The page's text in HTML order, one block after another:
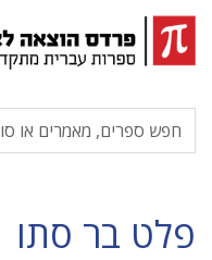
פלט בר סתו